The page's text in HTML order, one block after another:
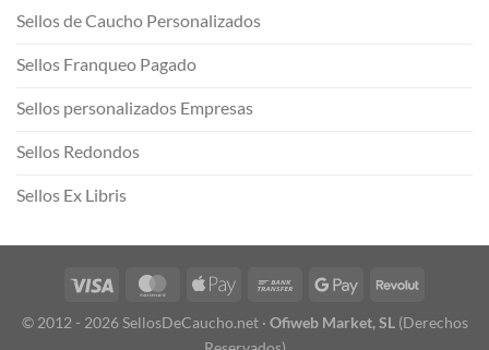
Sellos de Caucho Personalizados
Sellos Franqueo Pagado
Sellos personalizados Empresas
Sellos Redondos
Sellos Ex Libris
© 2012 - 2026 SellosDeCaucho.net · Ofiweb Market, SL(Derechos